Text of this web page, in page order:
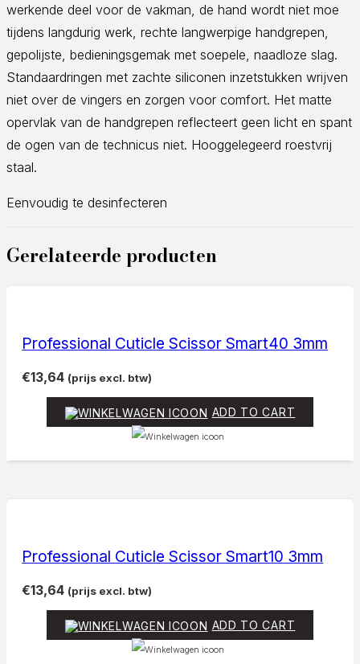
werkende deel voor de vakman, de hand wordt niet moe
tijdens langdurig werk, rechte langwerpige handgrepen,
gepolijste, bedieningsgemak met soepele, naadloze slag.
Standaardringen met zachte siliconen inzetstukken wrijven
niet over de vingers en zorgen voor comfort. Het matte
opervlak van de handgrepen reflecteert geen licht en spant
de ogen van de technicus niet. Hooggelegeerd roestvrij
staal.
Eenvoudig te desinfecteren
Gerelateerde producten
Professional Cuticle Scissor Smart40 3mm
€13,64 (prijs excl. btw)
ADD TO CART
Professional Cuticle Scissor Smart10 3mm
€13,64 (prijs excl. btw)
ADD TO CART